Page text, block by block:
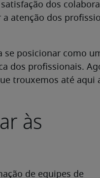
dos
atenção dos
se posicionar como
dos profissionais.
trouxemos até aqui
às
de equipes de